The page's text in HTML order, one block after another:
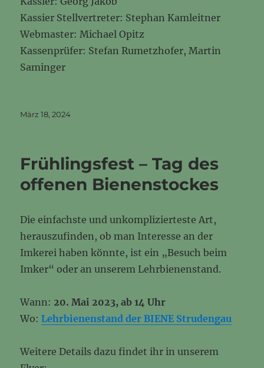
Kassier Stellvertreter: Stephan Kamleitner
Webmaster: Michael Opitz
Kassenprüfer: Stefan Rumetzhofer, Martin
Saminger
Veröffentlicht
März 18, 2024
Frühlingsfest – Tag des
offenen Bienenstockes
Die einfachste und unkomplizierteste Art,
herauszufinden, ob man Interesse an der
Imkerei haben könnte, ist ein „Besuch beim
Imker“ oder an unserem Lehrbienenstand.
Wann:20. Mai 2023, ab 14 Uhr
Wo:Lehrbienenstand der BIENE Strudengau
Weitere Details dazu findet ihr in unserem